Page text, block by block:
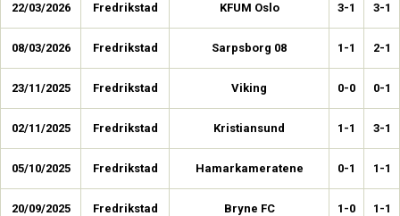
22/03/2026 Fredrikstad KFUM Oslo 3-1 3-1
08/03/2026 Fredrikstad Sarpsborg 08 1-1 2-1
23/11/2025 Fredrikstad Viking 0-0 0-1
02/11/2025 Fredrikstad Kristiansund 1-1 3-1
05/10/2025 Fredrikstad Hamarkameratene 0-1 1-1
20/09/2025 Fredrikstad Bryne FC 1-0 1-1